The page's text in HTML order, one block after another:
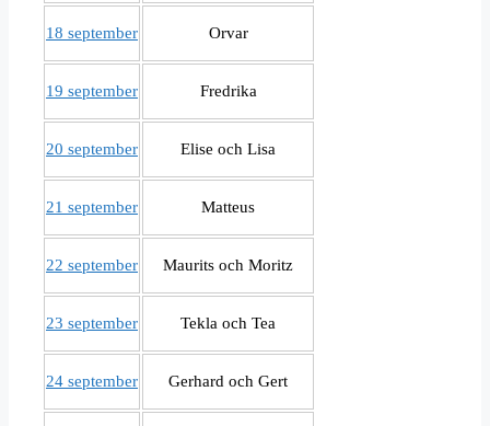
18 september Orvar
19 september Fredrika
20 september Elise och Lisa
21 september Matteus
22 september Maurits och Moritz
23 september Tekla och Tea
24 september Gerhard och Gert